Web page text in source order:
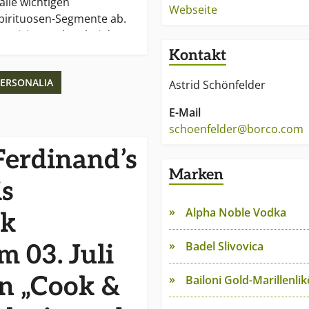
Segmente ab.
stehen bei den
Auszeichnung von
starke
Strategie.
Borm & Co. in Hamburg
erfolgte 1972
von BORCO-
Anfang an zu 100 % im
ist das
der wenigen großen,
unabhängigen Anbieter
03. Juli
„Cook &
Webseite
Kontakt
Astrid Schönfelder
E-Mail
schoenfelder@borco.com
Marken
Alpha Noble Vodka
Badel Slivovica
Bailoni Gold-